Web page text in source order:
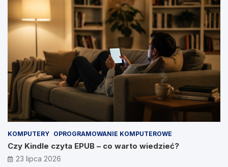
KOMPUTERY OPROGRAMOWANIE KOMPUTEROWE
Czy Kindle czyta EPUB – co warto wiedzieć?
23 lipca 2026